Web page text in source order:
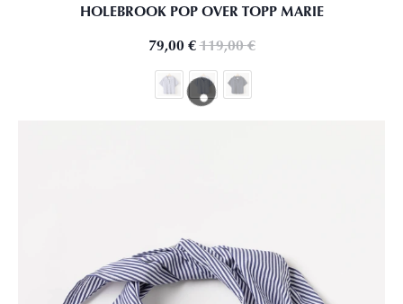
HOLEBROOK POP OVER TOPP MARIE
79,00 €119,00€